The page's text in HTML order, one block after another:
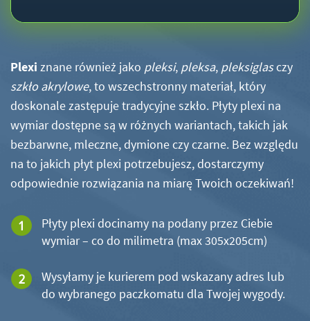
Plexi znane również jako pleksi, pleksa, pleksiglasczy
szkło akrylowe, to wszechstronny materiał, który
doskonale zastępuje tradycyjne szkło. Płyty plexi na
wymiar dostępne są w różnych wariantach, takich jak
bezbarwne, mleczne, dymione czy czarne. Bez względu
na to jakich płyt plexi potrzebujesz, dostarczymy
odpowiednie rozwiązania na miarę Twoich oczekiwań!
Płyty plexi docinamy na podany przez Ciebie
wymiar – co do milimetra (max 305x205cm)
Wysyłamy je kurierem pod wskazany adres lub
do wybranego paczkomatu dla Twojej wygody.